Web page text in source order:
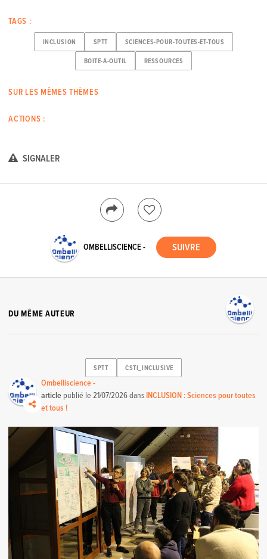
TAGS :
INCLUSION SPTT SCIENCES-POUR-TOUTES-ET-TOUS
BOITE-A-OUTIL RESSOURCES
SUR LES MÊMES THÈMES
ACTIONS :
SIGNALER
OMBELLISCIENCE -
DU MÊME AUTEUR
SPTT CSTI_INCLUSIVE
Ombelliscience -
article publié le21/07/2026dans INCLUSION : Sciences pour toutes
et tous !